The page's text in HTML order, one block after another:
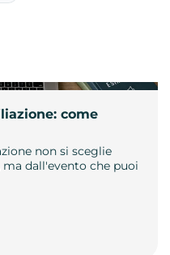
come
non si sceglie
dall'evento che puoi